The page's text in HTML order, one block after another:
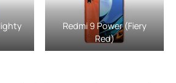
Redmi 9 Power (Fiery
Red)